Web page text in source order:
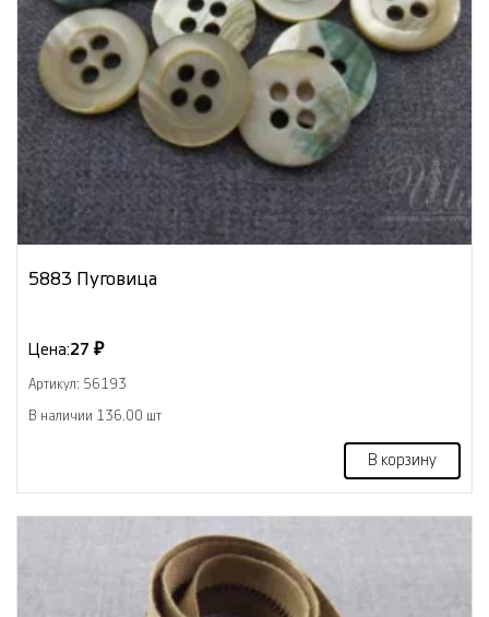
5883 Пуговица
Цена:27 ₽
Артикул: 56193
В наличии 136.00 шт
В корзину